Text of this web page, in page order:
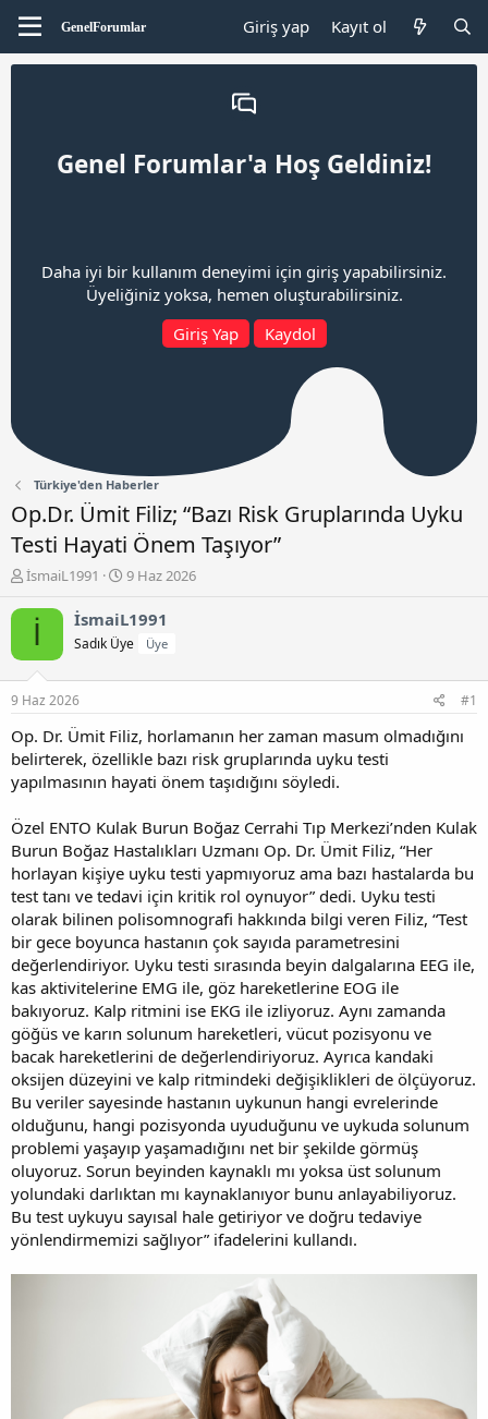
Giriş yap Kayıt ol
Genel Forumlar'a Hoş Geldiniz!
Daha iyi bir kullanım deneyimi için giriş yapabilirsiniz.
Üyeliğiniz yoksa, hemen oluşturabilirsiniz.
Giriş Yap
Kaydol
Türkiye'den Haberler
Op.Dr. Ümit Filiz; “Bazı Risk Gruplarında Uyku
Testi Hayati Önem Taşıyor”
K
n
u
a
ş
l
a
a
n
İsmaiL1991
B
ş
a
ç
t
a
r
h
i
9 Haz 2026
İ İsmaiL1991
Sadık Üye Üye
9 Haz 2026 #1
Op. Dr. Ümit Filiz, horlamanın her zaman masum olmadığını
belirterek, özellikle bazı risk gruplarında uyku testi
yapılmasının hayati önem taşıdığını söyledi.
Özel ENTO Kulak Burun Boğaz Cerrahi Tıp Merkezi’nden Kulak
Burun Boğaz Hastalıkları Uzmanı Op. Dr. Ümit Filiz, “Her
horlayan kişiye uyku testi yapmıyoruz ama bazı hastalarda bu
test tanı ve tedavi için kritik rol oynuyor” dedi. Uyku testi
olarak bilinen polisomnografi hakkında bilgi veren Filiz, “Test
bir gece boyunca hastanın çok sayıda parametresini
değerlendiriyor. Uyku testi sırasında beyin dalgalarına EEG ile,
kas aktivitelerine EMG ile, göz hareketlerine EOG ile
bakıyoruz. Kalp ritmini ise EKG ile izliyoruz. Aynı zamanda
göğüs ve karın solunum hareketleri, vücut pozisyonu ve
bacak hareketlerini de değerlendiriyoruz. Ayrıca kandaki
oksijen düzeyini ve kalp ritmindeki değişiklikleri de ölçüyoruz.
Bu veriler sayesinde hastanın uykunun hangi evrelerinde
olduğunu, hangi pozisyonda uyuduğunu ve uykuda solunum
problemi yaşayıp yaşamadığını net bir şekilde görmüş
oluyoruz. Sorun beyinden kaynaklı mı yoksa üst solunum
yolundaki darlıktan mı kaynaklanıyor bunu anlayabiliyoruz.
Bu test uykuyu sayısal hale getiriyor ve doğru tedaviye
yönlendirmemizi sağlıyor” ifadelerini kullandı.